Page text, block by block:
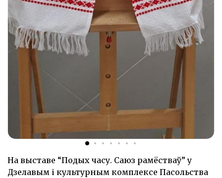
На выставе “Подых часу. Саюз рамёстваў” у
Дзелавым і культурным комплексе Пасольства